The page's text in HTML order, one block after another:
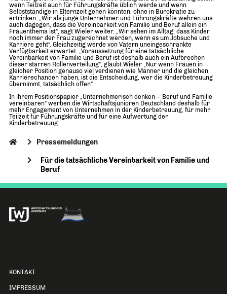
Mitglieder
Senatoren
Ziele
Imagefilm
Merchandising-Klamotten
wenn Teilzeit auch für Führungskräfte üblich werde und wenn
Selbstständige in Elternzeit gehen könnten, ohne in Bürokratie zu
ertrinken. „Wir als junge Unternehmer und Führungskräfte wehren uns
auch dagegen, dass die Vereinbarkeit von Familie und Beruf allein ein
Frauenthema ist“, sagt Wieler weiter. „Wir sehen im Alltag, dass Kinder
noch immer der Frau zugerechnet werden, wenn es um Jobsuche und
Karriere geht“. Gleichzeitig werde von Vätern uneingeschränkte
Verfügbarkeit erwartet. „Voraussetzung für eine tatsächliche
Vereinbarkeit von Familie und Beruf ist deshalb auch ein Aufbrechen
dieser starren Rollenverteilung“, glaubt Wieler „Nur wenn Frauen in
gleicher Position genauso viel verdienen wie Männer und die gleichen
Karrierechancen haben, ist die Entscheidung, wer die Kinderbetreuung
übernimmt, tatsächlich offen“.
In ihrem Positionspapier „Unternehmerisch denken – Beruf und Familie
vereinbaren“ werben die Wirtschaftsjunioren Deutschland deshalb für
mehr Engagement von Unternehmen in der Kinderbetreuung, für mehr
Teilzeit für Führungskräfte und für eine Aufwertung der
Kinderbetreuung.
Pressemeldungen
Für die tatsächliche Vereinbarkeit von Familie und
Beruf
KONTAKT
IMPRESSUM